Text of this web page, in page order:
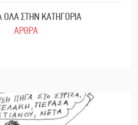
ΟΛΑ ΣΤΗΝ ΚΑΤΗΓΟΡΙΑ
ΑΡΘΡΑ